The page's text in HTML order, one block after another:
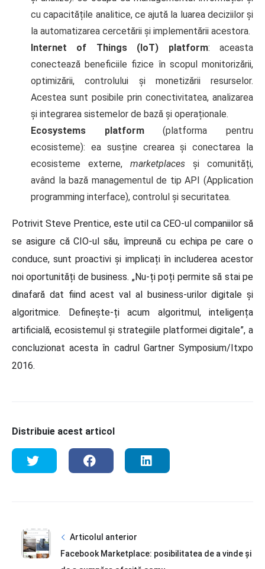
cu capacitățile analitice, ce ajută la luarea deciziilor și
la automatizarea cercetării și implementării acestora.
Internet of Things (IoT) platform: aceasta
conectează beneficiile fizice în scopul monitorizării,
optimizării, controlului și monetizării resurselor.
Acestea sunt posibile prin conectivitatea, analizarea
și integrarea sistemelor de bază și operaționale.
Ecosystems platform(platforma pentru
ecosisteme): ea susține crearea și conectarea la
ecosisteme externe, marketplaces și comunități,
având la bază managementul de tip API (Application
programming interface), controlul și securitatea.
Potrivit Steve Prentice, este util ca CEO-ul companiilor să
se asigure că CIO-ul său, împreună cu echipa pe care o
conduce, sunt proactivi și implicați în includerea acestor
noi oportunități de business. „Nu-ți poți permite să stai pe
dinafară dat fiind acest val al business-urilor digitale și
algoritmice. Definește-ți acum algoritmul, inteligența
artificială, ecosistemul și strategiile platformei digitale”, a
concluzionat acesta în cadrul Gartner Symposium/Itxpo
2016.
Distribuie acest articol
Articolul anterior
Facebook Marketplace: posibilitatea de a vinde și